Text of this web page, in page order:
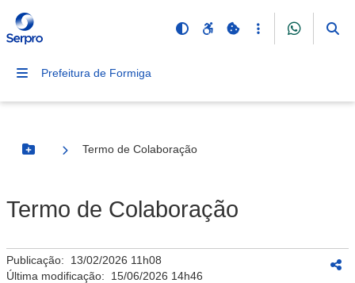
Prefeitura de Formiga
Botão Menu
Termo de Colaboração
Termo de Colaboração
Publicação: 13/02/2026 11h08
Última modificação: 15/06/2026 14h46